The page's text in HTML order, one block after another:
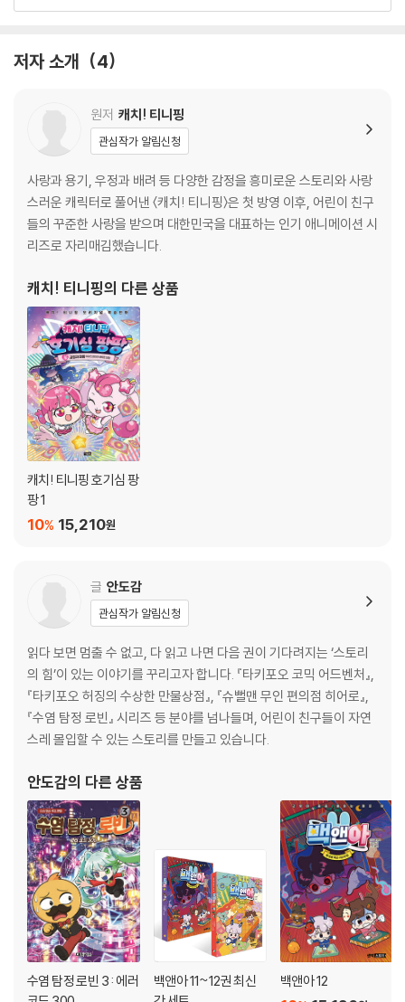
3장. 새근새근! 단잠의 유혹 * 58
4장. 신나고 힘차게 달려라, 카이! * 82
5장. 몸과 마음이 쑥쑥 자라는 시간 * 106
[캐치! 캐치! 호기심 연구소 ⑤] 몸과 마음
티니핑과 함께하는 팡팡 놀이터 * 130
저자 소개 4
원저 캐치! 티니핑
관심작가 알림신청
사랑과 용기, 우정과 배려 등 다양한 감정을 흥미로운 스토리와 사랑
스러운 캐릭터로 풀어낸 〈캐치! 티니핑〉은 첫 방영 이후, 어린이 친구
들의 꾸준한 사랑을 받으며 대한민국을 대표하는 인기 애니메이션 시
리즈로 자리매김했습니다.
캐치! 티니핑의 다른 상품
캐치! 티니핑 호기심 팡
팡 1
15,210원
10%
글 안도감
관심작가 알림신청
읽다 보면 멈출 수 없고, 다 읽고 나면 다음 권이 기다려지는 ‘스토리
의 힘’이 있는 이야기를 꾸리고자 합니다. 『타키포오 코믹 어드벤처』,
『타키포오 허징의 수상한 만물상점』, 『슈뻘맨 무인 편의점 히어로』,
『수염 탐정 로빈』 시리즈 등 분야를 넘나들며, 어린이 친구들이 자연
스레 몰입할 수 있는 스토리를 만들고 있습니다.
안도감의 다른 상품
수염 탐정 로빈 3 : 에러
백앤아 11~12권 최신
백앤아 12